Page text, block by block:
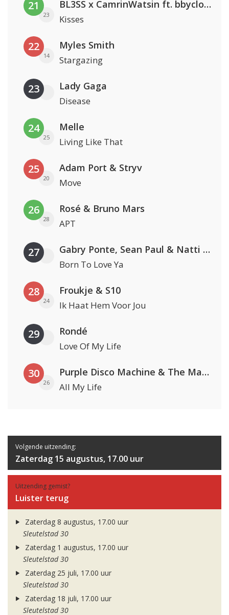
21
23
BL3SS x CamrinWatsin ft. bbyclose
Kisses
22
14
Myles Smith
Stargazing
23 Lady Gaga
Disease
24
25
Melle
Living Like That
25
20
Adam Port & Stryv
Move
26
28
Rosé & Bruno Mars
APT
27 Gabry Ponte, Sean Paul & Natti Natasha
Born To Love Ya
28
24
Froukje & S10
Ik Haat Hem Voor Jou
29 Rondé
Love Of My Life
30
26
Purple Disco Machine & The Magician
All My Life
Volgende uitzending:
Zaterdag 15 augustus, 17.00 uur
Uitzending gemist?
Luister terug
Zaterdag 8 augustus, 17.00 uur
Sleutelstad 30
Zaterdag 1 augustus, 17.00 uur
Sleutelstad 30
Zaterdag 25 juli, 17.00 uur
Sleutelstad 30
Zaterdag 18 juli, 17.00 uur
Sleutelstad 30